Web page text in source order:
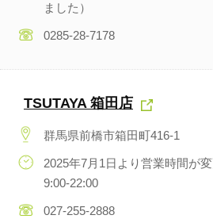
ました）
0285-28-7178
TSUTAYA 箱田店
群馬県前橋市箱田町416-1
2025年7月1日より営業時間が変
9:00-22:00
027-255-2888